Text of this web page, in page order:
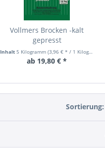
Vollmers Brocken -kalt
gepresst
Inhalt 5 Kilogramm (3,96 € * / 1 Kilogramm)
ab 19,80 € *
Sortierung: